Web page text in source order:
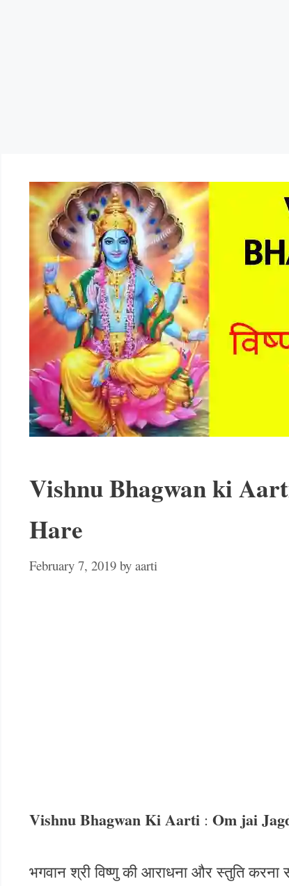
Vishnu Bhagwan ki
Hare
February 7, 2019 by aarti
Vishnu Bhagwan Ki Aarti : Om jai
भगवान श्री विष्णु की आराधना और स्तुति करना